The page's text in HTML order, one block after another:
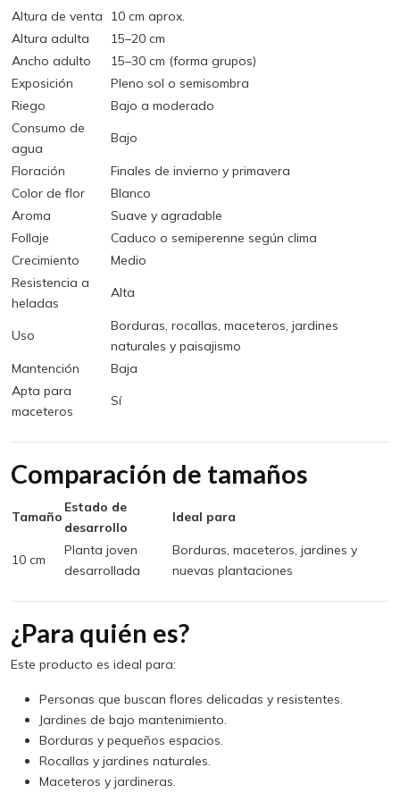
Altura de venta
10 cm aprox.
Altura adulta
15–20 cm
Ancho adulto
15–30 cm (forma grupos)
Exposición
Pleno sol o semisombra
Riego
Bajo a moderado
Consumo de
agua
Bajo
Floración
Finales de invierno y primavera
Color de flor
Blanco
Aroma
Suave y agradable
Follaje
Caduco o semiperenne según clima
Crecimiento
Medio
Resistencia a
heladas
Alta
Uso
Borduras, rocallas, maceteros, jardines
naturales y paisajismo
Mantención
Baja
Apta para
maceteros
Sí
Comparación de tamaños
Tamaño
Estado de
desarrollo
Ideal para
10 cm
Planta joven
desarrollada
Borduras, maceteros, jardines y
nuevas plantaciones
¿Para quién es?
Este producto es ideal para:
Personas que buscan flores delicadas y resistentes.
Jardines de bajo mantenimiento.
Borduras y pequeños espacios.
Rocallas y jardines naturales.
Maceteros y jardineras.